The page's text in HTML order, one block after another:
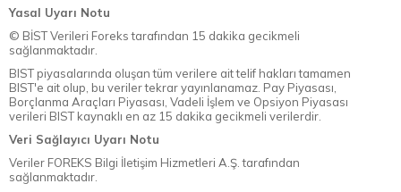
Yasal Uyarı Notu
© BİST Verileri Foreks tarafından 15 dakika gecikmeli
sağlanmaktadır.
BIST piyasalarında oluşan tüm verilere ait telif hakları tamamen
BIST'e ait olup, bu veriler tekrar yayınlanamaz. Pay Piyasası,
Borçlanma Araçları Piyasası, Vadeli İşlem ve Opsiyon Piyasası
verileri BIST kaynaklı en az 15 dakika gecikmeli verilerdir.
Veri Sağlayıcı Uyarı Notu
Veriler FOREKS Bilgi İletişim Hizmetleri A.Ş. tarafından
sağlanmaktadır.